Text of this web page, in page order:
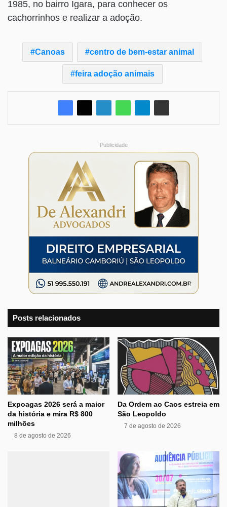
1985, no bairro Igara, para conhecer os
cachorrinhos e realizar a adoção.
Canoas centro de bem-estar animal
feira adoção animais
Publicidade
Posts relacionados
Expoagas 2026 será a maior
da história e mira R$ 800
milhões
8 de agosto de 2026
Da Ordem ao Caos estreia em
São Leopoldo
7 de agosto de 2026